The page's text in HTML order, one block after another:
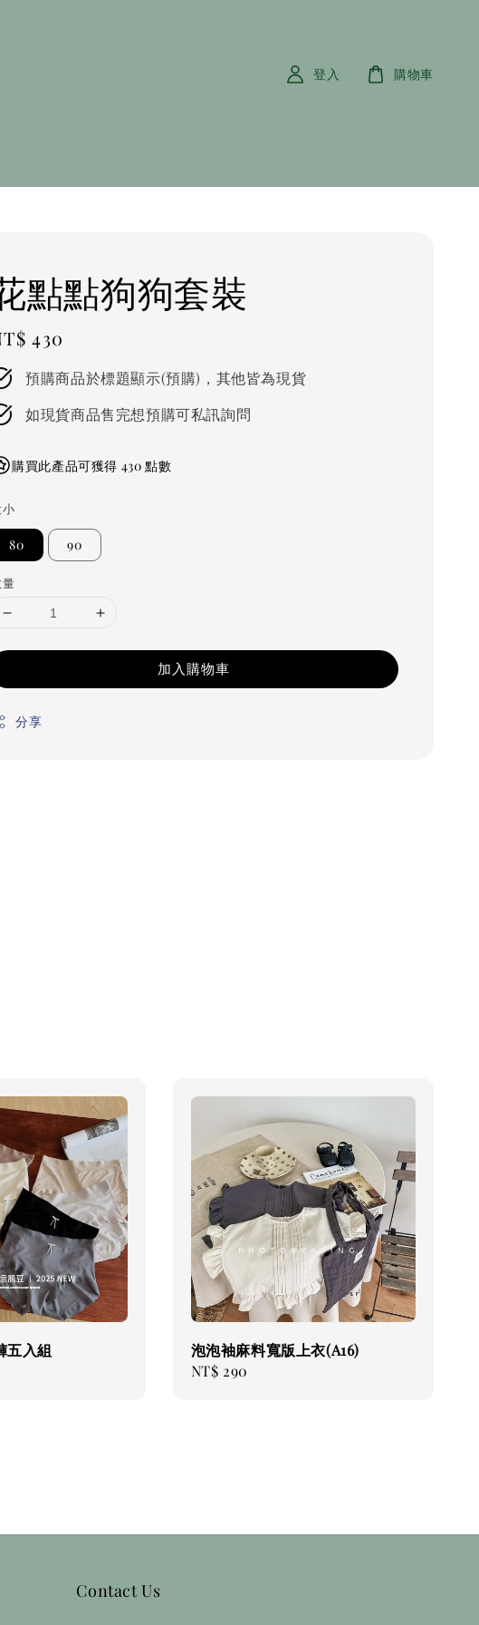
登入 購物車
點點狗狗套裝
430
預購商品於標題顯示(預購)，其他皆為現貨
如現貨商品售完想預購可私訊詢問
購買此產品可獲得 430 點數
小
80 90
加入購物車
分享
五入組
泡泡袖麻料寬版上衣(A16)
Regular
NT$ 290
Contact Us